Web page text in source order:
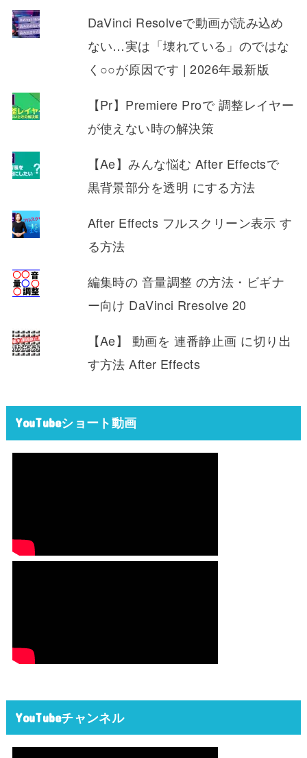
DaVinci Resolveで動画が読み込め
ない…実は「壊れている」のではな
く○○が原因です | 2026年最新版
【Pr】Premiere Proで 調整レイヤー
が使えない時の解決策
【Ae】みんな悩む After Effectsで
黒背景部分を透明 にする方法
After Effects フルスクリーン表示 す
る方法
編集時の 音量調整 の方法・ビギナ
ー向け DaVinci Rresolve 20
【Ae】 動画を 連番静止画 に切り出
す方法 After Effects
YouTubeショート動画
YouTubeチャンネル